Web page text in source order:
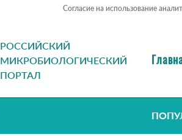
Согласие на использование
РОССИЙСКИЙ
МИКРОБИОЛОГИЧЕСКИЙ
ПОРТАЛ